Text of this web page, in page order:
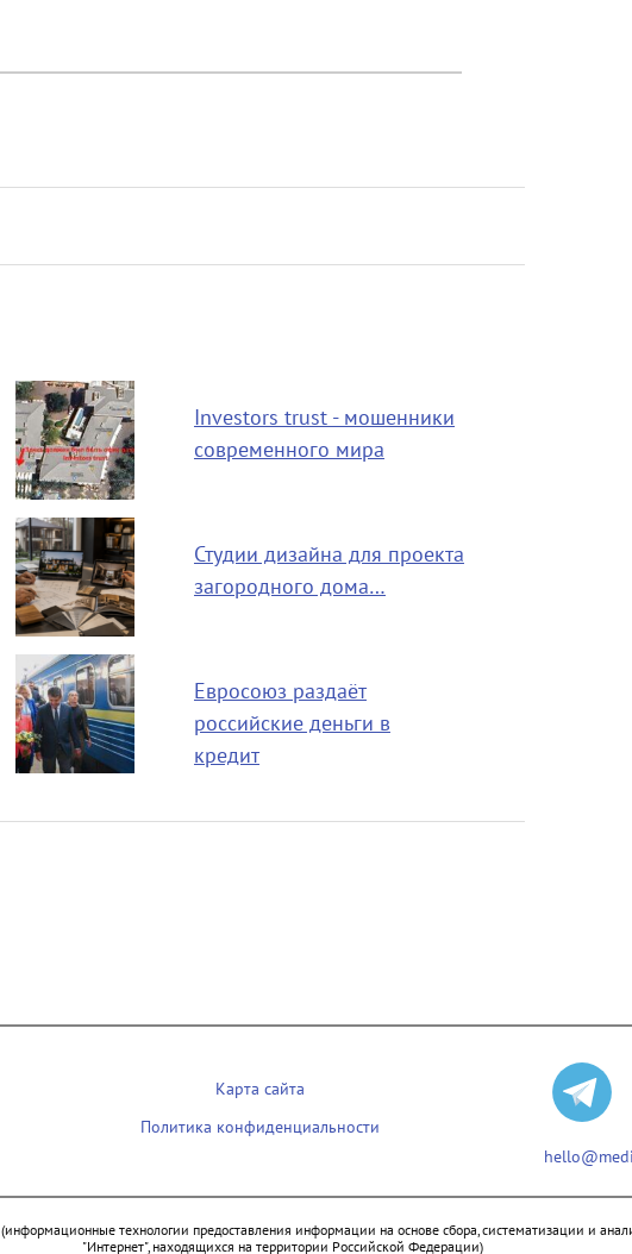
Investors trust - мошенники
современного мира
Студии дизайна для проекта
загородного дома…
Евросоюз раздаёт
российские деньги в
кредит
Карта сайта
Политика конфиденциальности
(информационные технологии предоставления информации на основе сбора, систематизации и
"Интернет", находящихся на территории Российской Федерации)